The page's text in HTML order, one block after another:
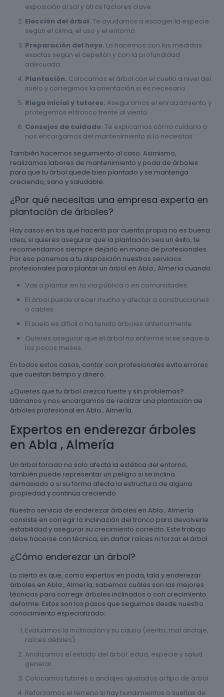
exposición al sol y otros factores clave.
Elección del árbol. Te ayudamos a escoger la especie
según el clima, el uso y el entorno.
Preparación del hoyo. Lo hacemos con las medidas
exactas según el cepellón y con la profundidad
adecuada.
Plantación. Colocamos el árbol con el cuello a nivel del
suelo y corregimos la orientación si es necesario.
Riego inicial y tutores. Aseguramos el enraizamiento y
protegemos el tronco frente al viento.
Consejos de cuidado. Te explicamos cómo cuidarlo o
nos encargamos del mantenimiento si lo necesitas.
También hacemos seguimiento al caso. Asimismo,
realizamos labores de mantenimiento y poda de árboles
para que tu árbol quede bien plantado y se mantenga
creciendo, sano y saludable.
¿Por qué necesitas una empresa experta en
plantación de árboles?
Hay casos en los que hacerlo por cuenta propia no es buena
idea, si quieres asegurar que la plantación sea un éxito, te
recomendamos siempre dejarlo en mano de profesionales.
Por eso ponemos a tu disposición nuestros servicios
profesionales para plantar un árbol en Abla , Almería cuando:
Vas a plantar en la vía pública o en comunidades.
El árbol puede crecer mucho y afectar a construcciones
o cables.
El suelo es difícil o ha tenido árboles anteriormente.
Quieres asegurar que el árbol no enferme ni se seque a
los pocos meses.
En todos estos casos, contar con profesionales evita errores
que cuestan tiempo y dinero.
¿Quieres que tu árbol crezca fuerte y sin problemas?
Llámanos y nos encargamos de realizar una plantación de
árboles profesional en Abla , Almería.
Expertos en enderezar árboles
en Abla , Almería
Un árbol torcido no solo afecta la estética del entorno,
también puede representar un peligro si se inclina
demasiado o si su forma afecta la estructura de alguna
propiedad y continúa creciendo.
Nuestro servicio de enderezar árboles en Abla , Almería
consiste en corregir la inclinación del tronco para devolverle
estabilidad y asegurar su crecimiento correcto. Este trabajo
debe hacerse con técnica, sin dañar raíces ni forzar el árbol.
¿Cómo enderezar un árbol?
Lo cierto es que, como expertos en poda, tala y enderezar
árboles en Abla , Almería, sabemos cuáles son las mejores
técnicas para corregir árboles inclinados o con crecimiento
deforme. Estos son los pasos que seguimos desde nuestro
conocimiento especializado:
Evaluamos la inclinación y su causa (viento, mal anclaje,
raíces débiles).
Analizamos el estado del árbol: edad, especie y salud
general.
Colocamos tutores o anclajes ajustados al tipo de árbol.
Reforzamos el terreno si hay hundimientos o sueltas de